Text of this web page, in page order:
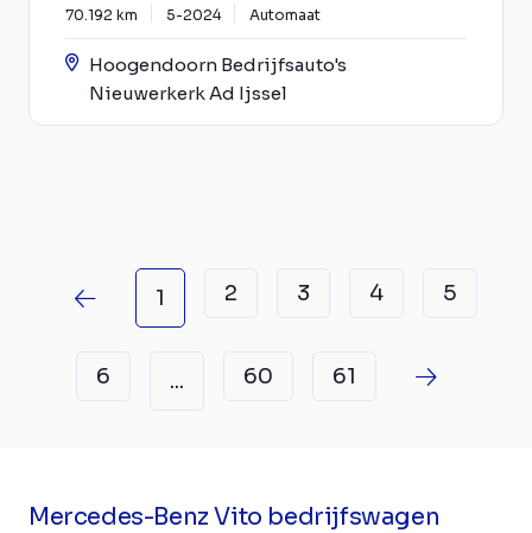
70.192 km 5-2024 Automaat
Hoogendoorn Bedrijfsauto's
Nieuwerkerk Ad Ijssel
1 2 3 4 5
6 ... 60 61
Mercedes-Benz Vito bedrijfswagen